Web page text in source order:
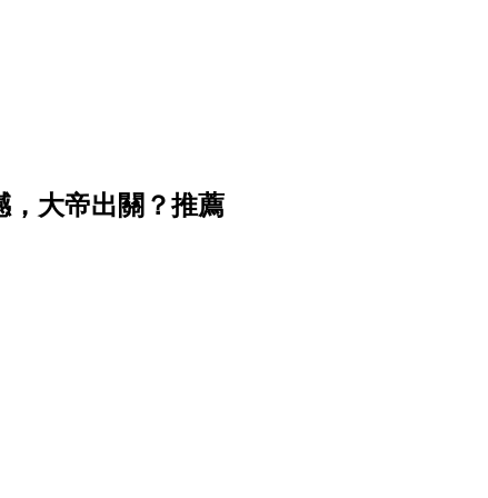
，大帝出關？推薦